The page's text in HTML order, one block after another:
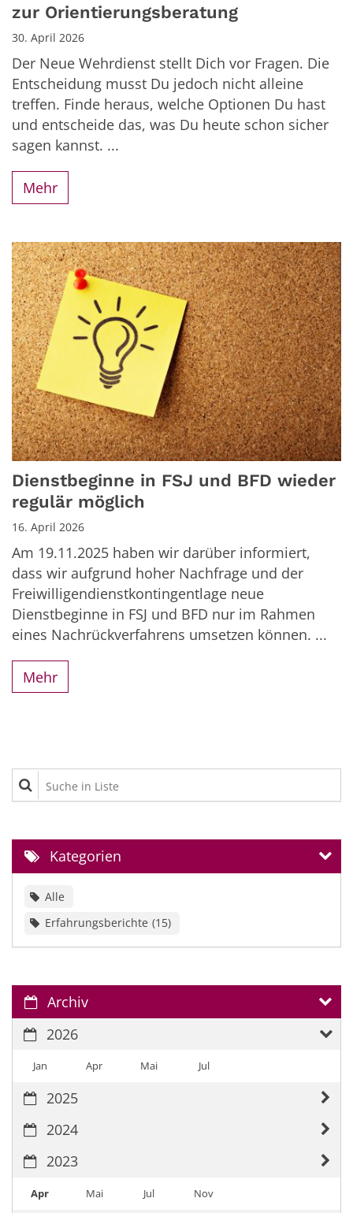
zur Orientierungsberatung
30. April 2026
Der Neue Wehrdienst stellt Dich vor Fragen. Die
Entscheidung musst Du jedoch nicht alleine
treffen. Finde heraus, welche Optionen Du hast
und entscheide das, was Du heute schon sicher
sagen kannst. ...
Mehr
Dienstbeginne in FSJ und BFD wieder
regulär möglich
16. April 2026
Am 19.11.2025 haben wir darüber informiert,
dass wir aufgrund hoher Nachfrage und der
Freiwilligendienstkontingentlage neue
Dienstbeginne in FSJ und BFD nur im Rahmen
eines Nachrückverfahrens umsetzen können. ...
Mehr
Suche in Liste
Kategorien
Alle
Erfahrungsberichte 15
Archiv
2026
Jan Apr Mai Jul
2025
2024
2023
Apr Mai Jul Nov